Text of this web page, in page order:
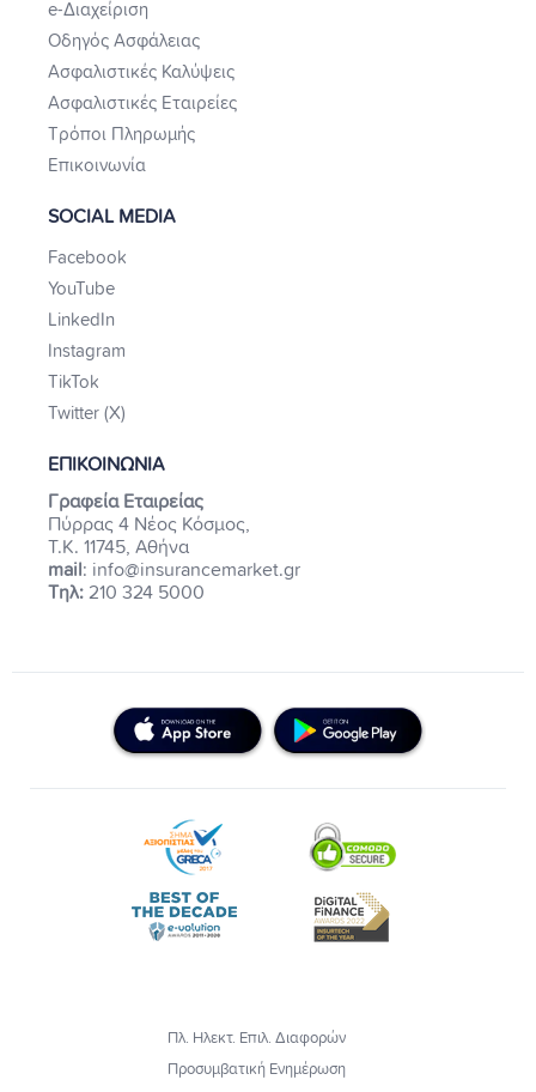
e-Διαχείριση
Οδηγός Ασφάλειας
Ασφαλιστικές Καλύψεις
Ασφαλιστικές Εταιρείες
Τρόποι Πληρωμής
Επικοινωνία
SOCIAL MEDIA
Facebook
YouTube
LinkedIn
Instagram
TikTok
Twitter (X)
ΕΠΙΚΟΙΝΩΝΙΑ
Γραφεία Εταιρείας
Πύρρας 4 Νέος Κόσμος,
Τ.Κ. 11745, Αθήνα
mail: info@insurancemarket.gr
Τηλ: 210 324 5000
Πλ. Ηλεκτ. Επιλ. Διαφορών
Προσυμβατική Ενημέρωση